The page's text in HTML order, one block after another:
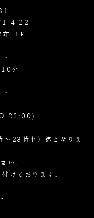
1-4-22
布 1F
-
分
-
～23時半）迄となりま
い。
けております。